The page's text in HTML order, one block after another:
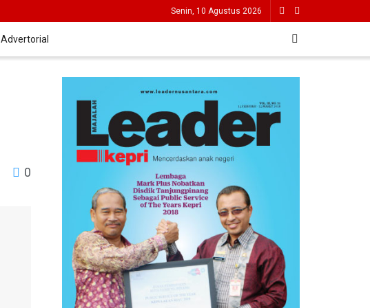
Senin, 10 Agustus 2026
Advertorial
0